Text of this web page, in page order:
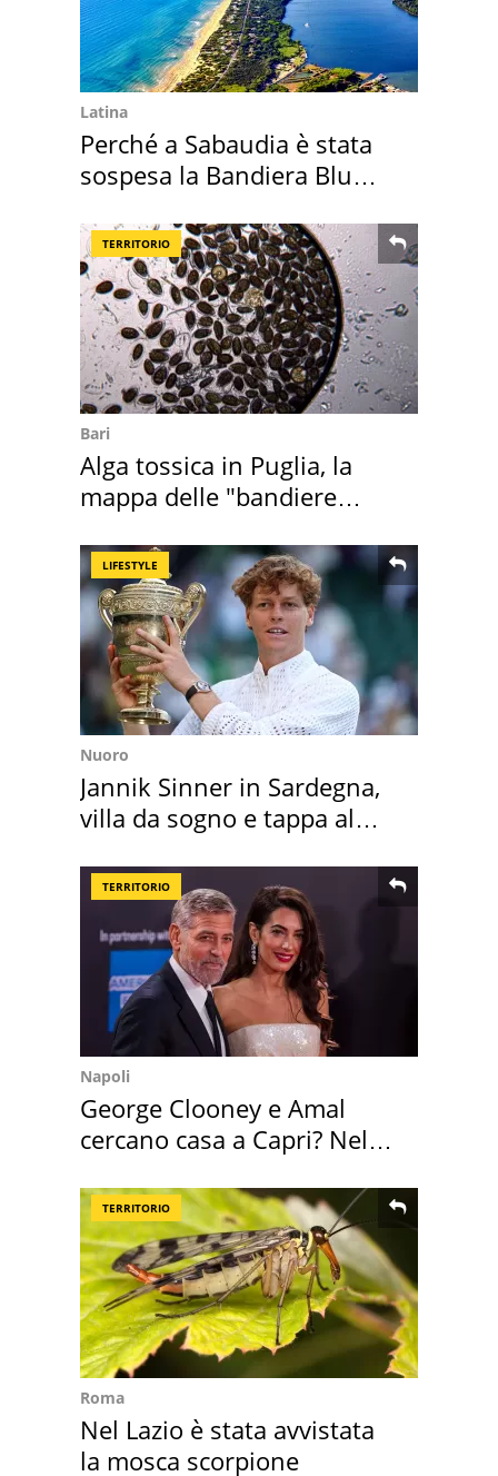
Latina
Perché a Sabaudia è stata
sospesa la Bandiera Blu
TERRITORIO
Bari
Alga tossica in Puglia, la
mappa delle "bandiere
LIFESTYLE
Nuoro
Jannik Sinner in Sardegna,
villa da sogno e tappa al
TERRITORIO
Napoli
George Clooney e Amal
cercano casa a Capri? Nel
TERRITORIO
Roma
Nel Lazio è stata avvistata
la mosca scorpione